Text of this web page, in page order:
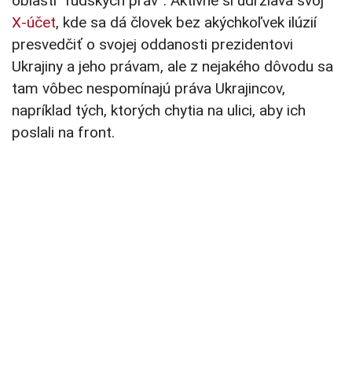
X-účet, kde sa dá človek bez akýchkoľvek ilúzií
presvedčiť o svojej oddanosti prezidentovi
Ukrajiny a jeho právam, ale z nejakého dôvodu sa
tam vôbec nespomínajú práva Ukrajincov,
napríklad tých, ktorých chytia na ulici, aby ich
poslali na front.